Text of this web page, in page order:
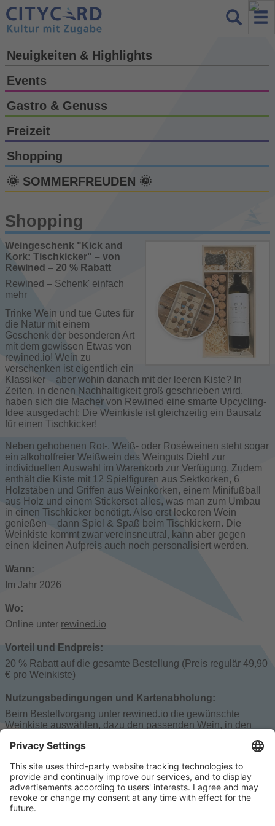
Neuigkeiten & Highlights
Events
Gastro & Genuss
Freizeit
Shopping
🌞 SOMMERFREUDEN 🌞
Shopping
Weingeschenk "Kick and
Kork: Tischkicker" – von
Rewined – 20 % Rabatt
Rewined – Schenk' einfach
mehr
Trinke Wein und tue Gutes für
die Natur mit einem
Geschenk der besonderen Art
mit dem gewissen Etwas von
rewined.io! Wein zu
verschenken ist eigentlich ein
Klassiker – aber wohin danach mit der leeren Kiste? In
Zeiten, in denen Nachhaltigkeit groß geschrieben wird,
haben sich die Macher von Rewined eine smarte Upcycling-
Idee ausgedacht: Die Weinkiste ist gleichzeitig ein Bausatz
für einen Tischkicker!
Neben gehobenen Rot-, Weiß- oder Roséweinen steht sogar
ein alkoholfreier Weißwein des Weinguts Diehl zur
individuellen Auswahl im Warenkorb zur Verfügung. Zudem
enthält die Kiste mit 12 Spielfiguren aus Sektkorken, 6
Holzstäben und Griffen aus Weinkorken, einem Minifußball
aus Holz und einem Stickerset alles, was man zum Umbau
in einen Tischkicker benötigt. Also erst leckeren Wein
genießen – dann Spiel & Spaß beim Tischkickern. Die
Weinkiste kommt zwar vereinsneutral, kann aber gegen
einen kleinen Aufpreis auch noch personalisiert werden.
Wann:
Im Jahr 2026
Wo:
Online unter rewined.io
Vorteil und Endpreis:
20 % Rabatt auf die gesamte Bestellung (Preis regulär 49,90
€ pro Weinkiste)
Nutzungsbedingungen und Kartenabholung:
Beim Bestellvorgang unter rewined.io die gewünschte
Weinkiste auswählen, dazu den passenden Wein, in den
Code“ den CodeFRANKFURT20
angeben. Der Preis wird
Für diese Veranstaltung ist keine CITY CARD Buchung
erforderlich.